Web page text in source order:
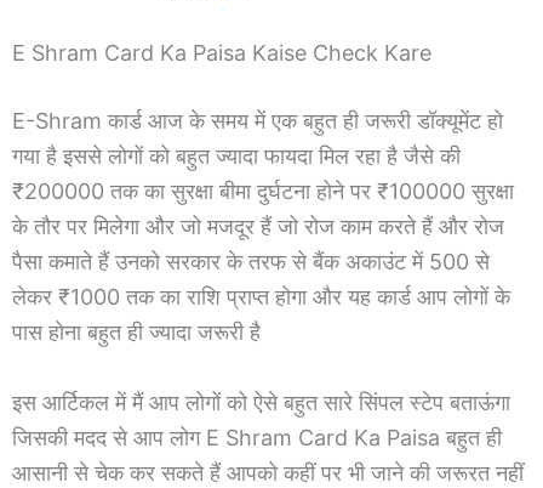
E Shram Card Ka Paisa Kaise Check Kare
E-Shram कार्ड आज के समय में एक बहुत ही जरूरी डॉक्यूमेंट हो
गया है इससे लोगों को बहुत ज्यादा फायदा मिल रहा है जैसे की
₹200000 तक का सुरक्षा बीमा दुर्घटना होने पर ₹100000 सुरक्षा
के तौर पर मिलेगा और जो मजदूर हैं जो रोज काम करते हैं और रोज
पैसा कमाते हैं उनको सरकार के तरफ से बैंक अकाउंट में 500 से
लेकर ₹1000 तक का राशि प्राप्त होगा और यह कार्ड आप लोगों के
पास होना बहुत ही ज्यादा जरूरी है
इस आर्टिकल में मैं आप लोगों को ऐसे बहुत सारे सिंपल स्टेप बताऊंगा
जिसकी मदद से आप लोग E Shram Card Ka Paisa बहुत ही
आसानी से चेक कर सकते हैं आपको कहीं पर भी जाने की जरूरत नहीं